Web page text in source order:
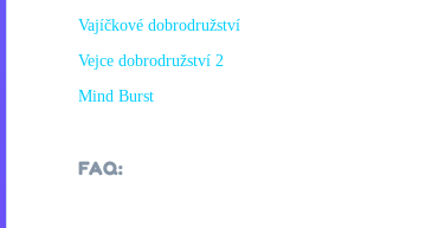
Vajíčkové dobrodružství
Vejce dobrodružství 2
Mind Burst
FAQ: